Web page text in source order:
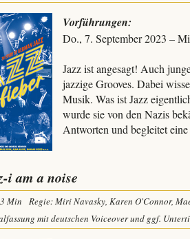
Vorführungen:
Do., 7. September 2023 –
Jazz ist angesagt! Auch
jazzige Grooves. Dabei
Musik. Was ist Jazz
wurde sie von den Nazis
Antworten und begleitet
i am a noise
Min
Regie: Miri Navasky, Karen O'Connor,
mit deutschen Voiceover und ggf.